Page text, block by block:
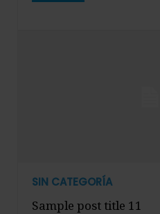
SIN CATEGORÍA
Sample post title 11